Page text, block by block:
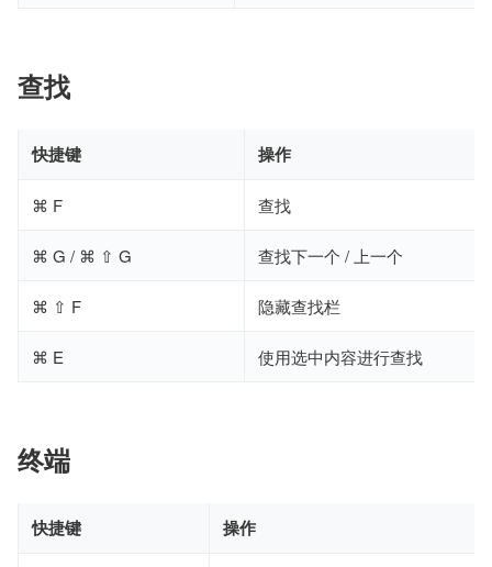
查找
快捷键 操作
⌘ F 查找
⌘ G / ⌘ ⇧ G 查找下一个 / 上一个
⌘ ⇧ F 隐藏查找栏
⌘ E 使用选中内容进行查找
终端
快捷键 操作